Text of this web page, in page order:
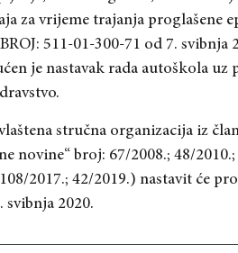
za vrijeme trajanja proglašene
511-01-300-71 od 7. svibnja
je nastavak rada autoškola uz
stručna organizacija iz
novine“ broj: 67/2008.; 48/2010.;
2017.; 42/2019.) nastavit će
svibnja 2020.